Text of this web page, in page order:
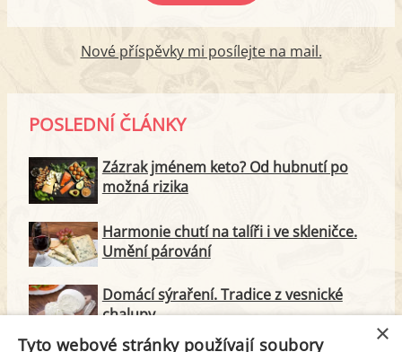
Nové příspěvky mi posílejte na mail.
POSLEDNÍ ČLÁNKY
Zázrak jménem keto? Od hubnutí po
možná rizika
Harmonie chutí na talíři i ve skleničce.
Umění párování
Domácí sýraření. Tradice z vesnické
chalupy
×
Tyto webové stránky používají soubory